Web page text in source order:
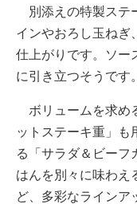
別添えの特製ステ
インやおろし玉ねぎ
仕上がりです。ソー
に引き立つそうです。
ボリュームを求め
ットステーキ重」も
る「サラダ＆ビーフ
はんを別々に味わえ
ど、多彩なラインア